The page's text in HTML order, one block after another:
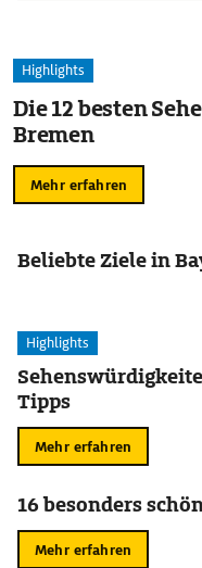
Highlights
Die 12 besten
Bremen
Mehr erfahren
Beliebte Ziele in
Highlights
Tipps
Mehr erfahren
16 besonders
Mehr erfahren